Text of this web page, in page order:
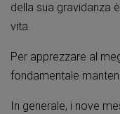
della sua gravidanza
vita.
Per apprezzare al
fondamentale
In generale, i nove